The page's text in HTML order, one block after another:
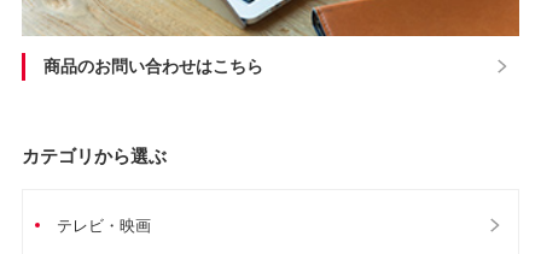
カテゴリから選ぶ
テレビ・映画
商品のお問い合わせはこちら